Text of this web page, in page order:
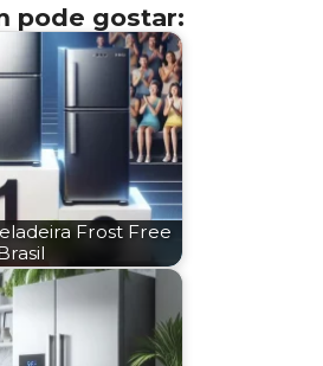
pode gostar:
Frost Free